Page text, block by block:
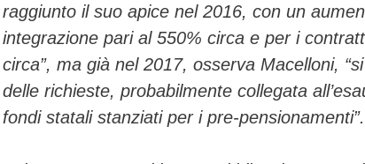
raggiunto il suo apice nel 2016, con un
integrazione pari al 550% circa e per i
circa”, ma già nel 2017, osserva Macelloni,
delle richieste, probabilmente collegata
fondi statali stanziati per i pre-pensionamenti”.